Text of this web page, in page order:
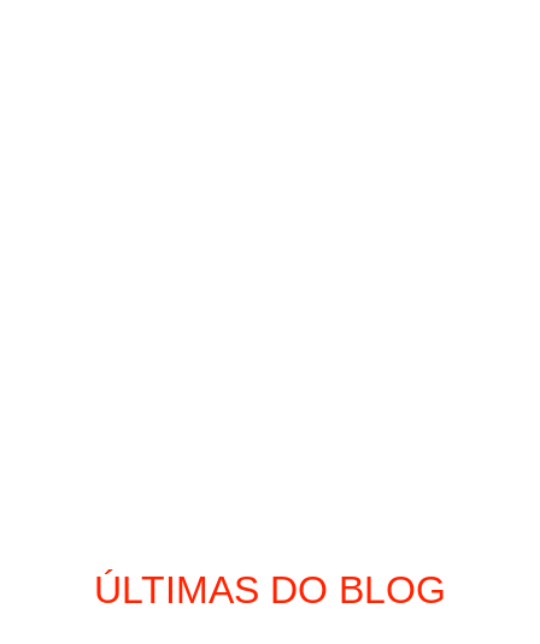
ÚLTIMAS DO BLOG